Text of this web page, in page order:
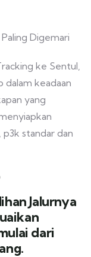
ke Sentul,
dalam keadaan
yang
standar dan
Jalurnya
dari